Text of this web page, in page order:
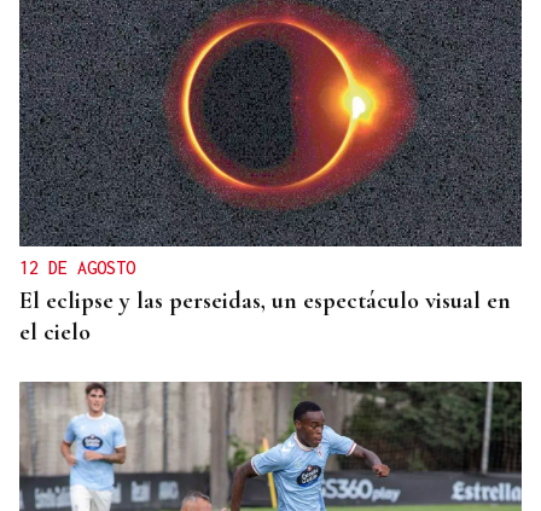
HIDROCARBUROS
La OPEP+ sigue ampliando la oferta de petróleo
para estabilizar el mercado
12 DE AGOSTO
El eclipse y las perseidas, un espectáculo visual en
el cielo